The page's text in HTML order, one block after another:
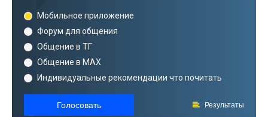
Мобильное приложение
Форум для общения
Общение в ТГ
Общение в MAX
Индивидуальные рекомендации что почитать
Голосовать Результаты